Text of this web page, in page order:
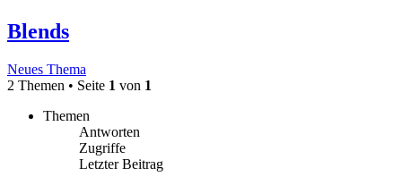
Blends
Neues Thema
2 Themen • Seite 1 von 1
Themen
Antworten
Zugriffe
Letzter Beitrag